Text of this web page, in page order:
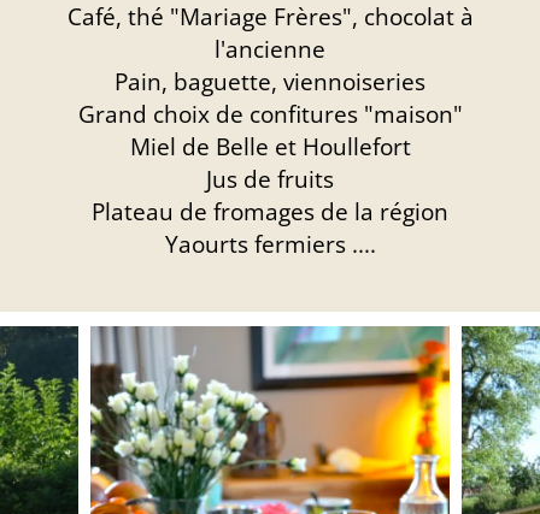
Café, thé "Mariage Frères", chocolat à
l'ancienne
Pain, baguette, viennoiseries
Grand choix de confitures "maison"
Miel de Belle et Houllefort
Jus de fruits
Plateau de fromages de la région
Yaourts fermiers ....